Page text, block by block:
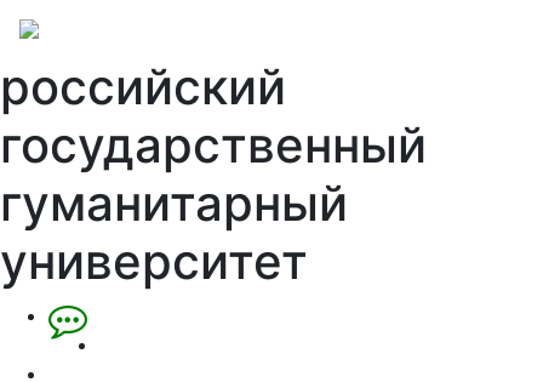
российский
государственный
гуманитарный
университет